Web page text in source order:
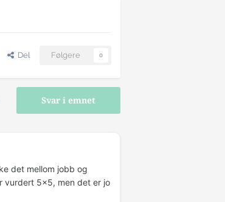
Del Følgere 0
Svar i emnet
det mellom jobb og
vurdert 5x5, men det er jo